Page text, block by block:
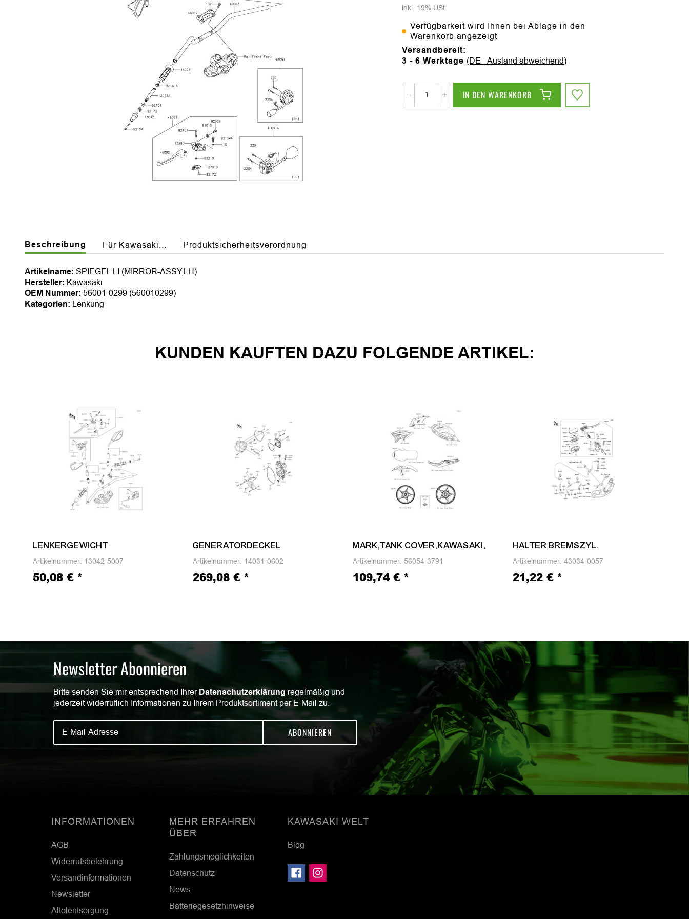
inkl. 19% USt.
Verfügbarkeit wird Ihnen bei Ablage in den
Warenkorb angezeigt
Versandbereit:
3 - 6 Werktage (DE - Ausland abweichend)
IN DEN WARENKORB
Beschreibung Für Kawasaki... Produktsicherheitsverordnung
Artikelname: SPIEGEL LI (MIRROR-ASSY,LH)
Hersteller: Kawasaki
OEM Nummer: 56001-0299 (560010299)
Kategorien: Lenkung
KUNDEN KAUFTEN DAZU FOLGENDE ARTIKEL:
LENKERGEWICHT
Artikelnummer: 13042-5007
50,08 € *
GENERATORDECKEL
Artikelnummer: 14031-0602
269,08 € *
MARK,TANK COVER,KAWASAKI,
Artikelnummer: 56054-3791
109,74 € *
HALTER BREMSZYL.
Artikelnummer: 43034-0057
21,22 € *
Newsletter Abonnieren
Bitte senden Sie mir entsprechend Ihrer Datenschutzerklärung regelmäßig und
jederzeit widerruflich Informationen zu Ihrem Produktsortiment per E-Mail zu.
ABONNIEREN
INFORMATIONEN
AGB
Widerrufsbelehrung
Versandinformationen
Newsletter
Altölentsorgung
MEHR ERFAHREN
ÜBER
Zahlungsmöglichkeiten
Datenschutz
News
Batteriegesetzhinweise
KAWASAKI WELT
Blog